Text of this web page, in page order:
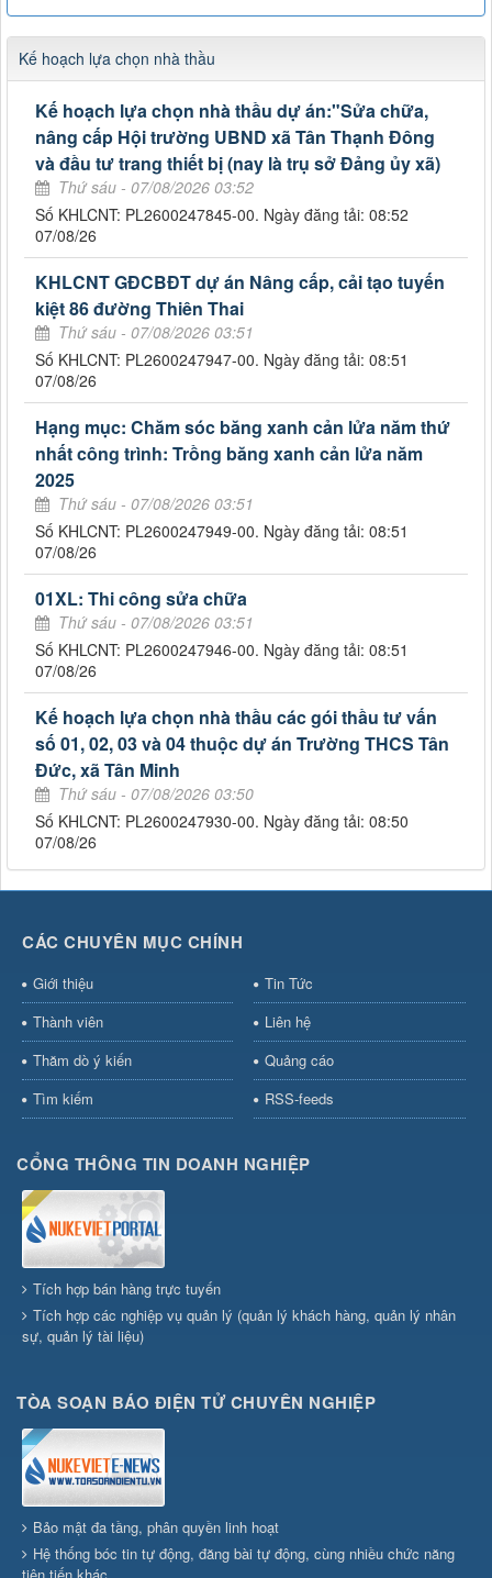
Kế hoạch lựa chọn nhà thầu
Kế hoạch lựa chọn nhà thầu dự án:"Sửa chữa,
nâng cấp Hội trường UBND xã Tân Thạnh Đông
và đầu tư trang thiết bị (nay là trụ sở Đảng ủy xã)
Thứ sáu - 07/08/2026 03:52
Số KHLCNT: PL2600247845-00. Ngày đăng tải: 08:52
07/08/26
KHLCNT GĐCBĐT dự án Nâng cấp, cải tạo tuyến
kiệt 86 đường Thiên Thai
Thứ sáu - 07/08/2026 03:51
Số KHLCNT: PL2600247947-00. Ngày đăng tải: 08:51
07/08/26
Hạng mục: Chăm sóc băng xanh cản lửa năm thứ
nhất công trình: Trồng băng xanh cản lửa năm
2025
Thứ sáu - 07/08/2026 03:51
Số KHLCNT: PL2600247949-00. Ngày đăng tải: 08:51
07/08/26
01XL: Thi công sửa chữa
Thứ sáu - 07/08/2026 03:51
Số KHLCNT: PL2600247946-00. Ngày đăng tải: 08:51
07/08/26
Kế hoạch lựa chọn nhà thầu các gói thầu tư vấn
số 01, 02, 03 và 04 thuộc dự án Trường THCS Tân
Đức, xã Tân Minh
Thứ sáu - 07/08/2026 03:50
Số KHLCNT: PL2600247930-00. Ngày đăng tải: 08:50
07/08/26
CÁC CHUYÊN MỤC CHÍNH
Giới thiệu
Tin Tức
Thành viên
Liên hệ
Thăm dò ý kiến
Quảng cáo
Tìm kiếm
RSS-feeds
CỔNG THÔNG TIN DOANH NGHIỆP
Tích hợp bán hàng trực tuyến
Tích hợp các nghiệp vụ quản lý (quản lý khách hàng, quản lý nhân
sự, quản lý tài liệu)
TÒA SOẠN BÁO ĐIỆN TỬ CHUYÊN NGHIỆP
Bảo mật đa tầng, phân quyền linh hoạt
Hệ thống bóc tin tự động, đăng bài tự động, cùng nhiều chức năng